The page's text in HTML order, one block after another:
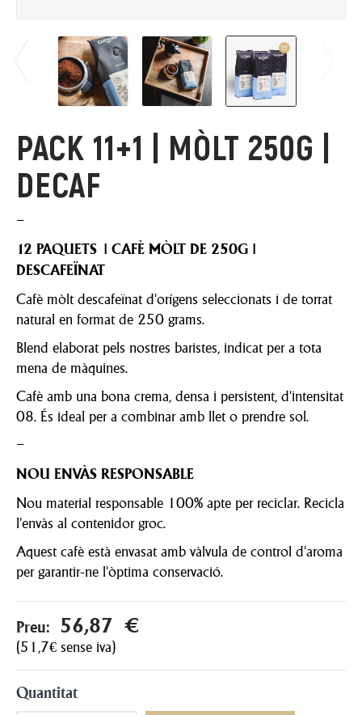
PACK 11+1 | MÒLT 250G |
DECAF
–
12 PAQUETS | CAFÈ MÒLT DE 250G |
DESCAFEÏNAT
Cafè mòlt descafeïnat d'orígens seleccionats i de torrat
natural en format de 250 grams.
Blend elaborat pels nostres baristes, indicat per a tota
mena de màquines.
Cafè amb una bona crema, densa i persistent, d'intensitat
08. És ideal per a combinar amb llet o prendre sol.
–
NOU ENVÀS RESPONSABLE
Nou material responsable 100% apte per reciclar. Recicla
l'envàs al contenidor groc.
Aquest cafè està envasat amb vàlvula de control d'aroma
per garantir-ne l'òptima conservació.
Preu: 56,87 €
(51,7€ sense iva)
Quantitat